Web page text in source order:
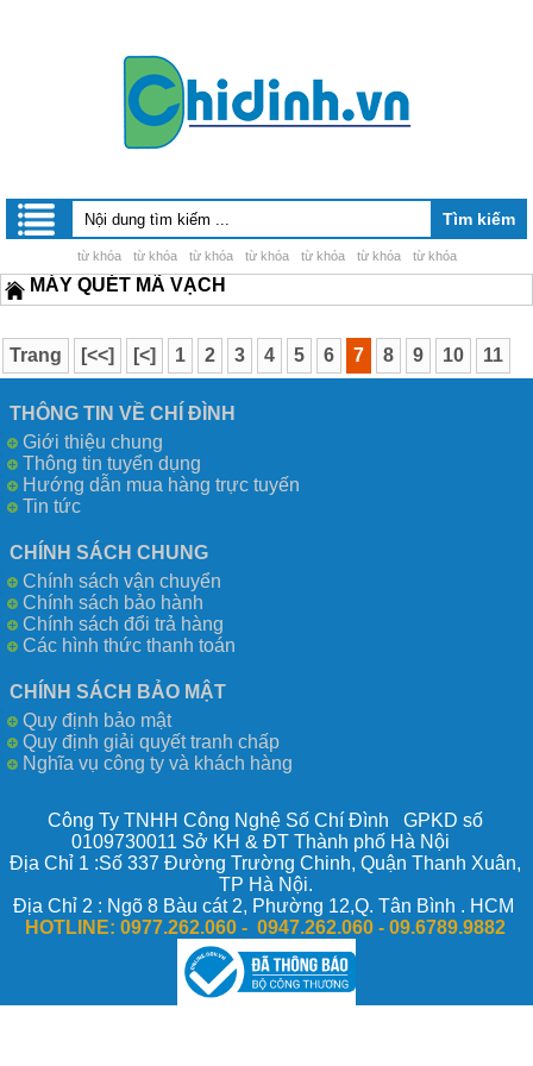
từ khóa từ khóa từ khóa từ khóa từ khóa từ khóa từ khóa
MÁY QUÉT MÃ VẠCH
Trang [<<] [<] 1 2 3 4 5 6 7 8 9 10
11
THÔNG TIN VỀ CHÍ ĐÌNH
Giới thiệu chung
Thông tin tuyển dụng
Hướng dẫn mua hàng trực tuyến
Tin tức
CHÍNH SÁCH CHUNG
Chính sách vận chuyển
Chính sách bảo hành
Chính sách đổi trả hàng
Các hình thức thanh toán
CHÍNH SÁCH BẢO MẬT
Quy định bảo mật
Quy định giải quyết tranh chấp
Nghĩa vụ công ty và khách hàng
Công Ty TNHH Công Nghệ Số Chí Đình GPKD số
0109730011 Sở KH & ĐT Thành phố Hà Nội
Địa Chỉ 1 :Số 337 Đường Trường Chinh, Quận Thanh Xuân,
TP Hà Nội.
Địa Chỉ 2 : Ngõ 8 Bàu cát 2, Phường 12,Q. Tân Bình . HCM
HOTLINE: 0977.262.060 - 0947.262.060 -09.6789.9882